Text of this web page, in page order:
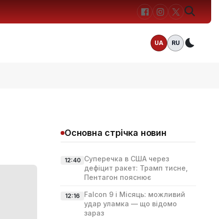
UA RU
Основна стрічка новин
12:40 Суперечка в США через
дефіцит ракет: Трамп тисне,
Пентагон пояснює
12:16
Falcon 9 і Місяць: можливий
удар уламка — що відомо
зараз